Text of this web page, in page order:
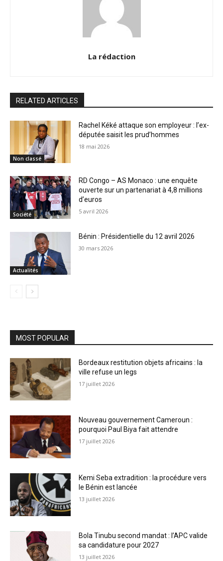
La rédaction
RELATED ARTICLES
Non classé
Rachel Kéké attaque son employeur : l’ex-
députée saisit les prud’hommes
18 mai 2026
Société
RD Congo – AS Monaco : une enquête
ouverte sur un partenariat à 4,8 millions
d’euros
5 avril 2026
Actualités
Bénin : Présidentielle du 12 avril 2026
30 mars 2026
MOST POPULAR
Bordeaux restitution objets africains : la
ville refuse un legs
17 juillet 2026
Nouveau gouvernement Cameroun :
pourquoi Paul Biya fait attendre
17 juillet 2026
Kemi Seba extradition : la procédure vers
le Bénin est lancée
13 juillet 2026
Bola Tinubu second mandat : l’APC valide
sa candidature pour 2027
13 juillet 2026